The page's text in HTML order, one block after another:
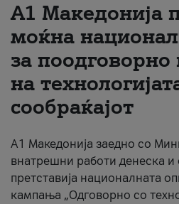
#ПодобарОнлајн
A1 Македонија
моќна
за
на
сообраќајот
A1 Македонија заедно со
внатрешни работи денеска и
претставија националната
кампања „Одговорно со